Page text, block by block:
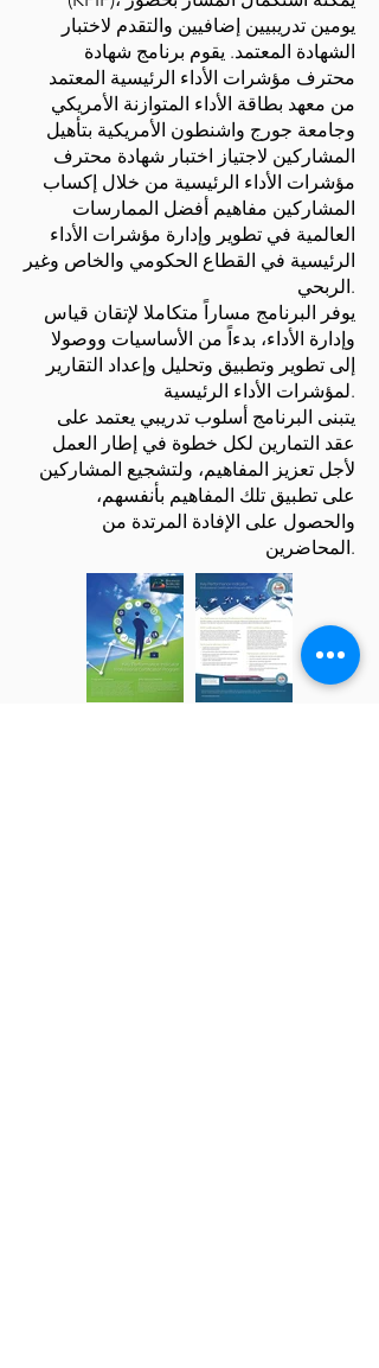
يومين تدريبيين إضافيين والتقدم لاختبار
الشهادة المعتمد. يقوم برنامج شهادة
محترف مؤشرات الأداء الرئيسية المعتمد
من معهد بطاقة الأداء المتوازنة الأمريكي
وجامعة جورج واشنطون الأمريكية بتأهيل
المشاركين لاجتياز اختبار شهادة محترف
مؤشرات الأداء الرئيسية من خلال إكساب
المشاركين مفاهيم أفضل الممارسات
العالمية في تطوير وإدارة مؤشرات الأداء
الرئيسية في القطاع الحكومي والخاص وغير
الربحي.
يوفر البرنامج مساراً متكاملا لإتقان قياس
وإدارة الأداء، بدءاً من الأساسيات ووصولا
إلى تطوير وتطبيق وتحليل وإعداد التقارير
لمؤشرات الأداء الرئيسية.
يتبنى البرنامج أسلوب تدريبي يعتمد على
عقد التمارين لكل خطوة في إطار العمل
لأجل تعزيز المفاهيم، ولتشجيع المشاركين
على تطبيق تلك المفاهيم بأنفسهم،
والحصول على الإفادة المرتدة من
المحاضرين.